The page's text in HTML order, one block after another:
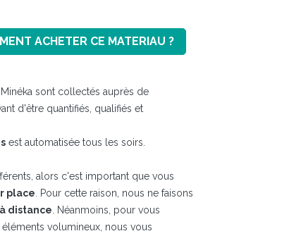
ACHETER CE MATERIAU ?
sont collectés auprès de
d'être quantifiés, qualifiés et
est automatisée tous les soirs.
alors c'est important que vous
place . Pour cette raison, nous ne faisons
distance . Néanmoins, pour vous
volumineux, nous vous